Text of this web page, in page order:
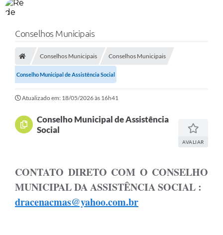
Conselhos Municipais
Conselhos Municipais Conselhos Municipais
Conselho Municipal de Assistência Social
Atualizado em: 18/05/2026 às 16h41
Conselho Municipal de Assistência
Social
AVALIAR
CONTATO DIRETO COM O CONSELHO
MUNICIPAL DA ASSISTÊNCIA SOCIAL :
dracenacmas@yahoo.com.br